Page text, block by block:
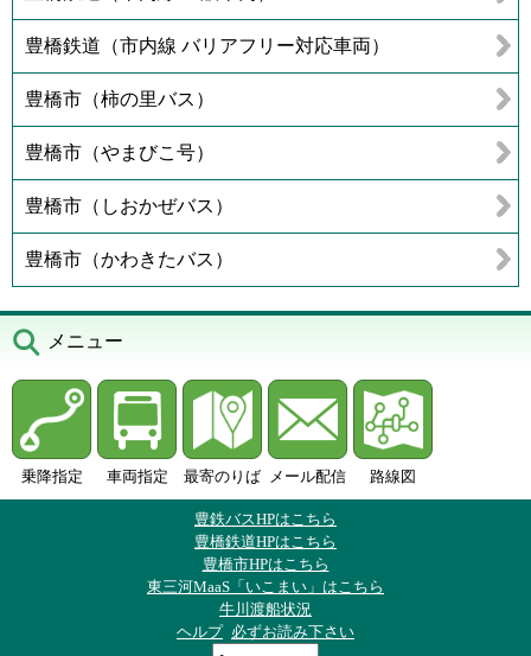
豊橋鉄道（市内線 バリアフリー対応車両）
豊橋市（柿の里バス）
豊橋市（やまびこ号）
豊橋市（しおかぜバス）
豊橋市（かわきたバス）
メニュー
乗降指定 車両指定 最寄のりば メール配信 路線図
豊鉄バスHPはこちら
豊橋鉄道HPはこちら
豊橋市HPはこちら
東三河MaaS「いこまい」はこちら
牛川渡船状況
ヘルプ 必ずお読み下さい